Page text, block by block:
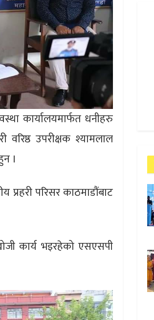
कार्यालयमार्फत धनीहरु
वरिष्ठ उपरीक्षक श्यामलाल
।
परिसर काठमाडौंबाट
कार्य भइरहेको एसएसपी